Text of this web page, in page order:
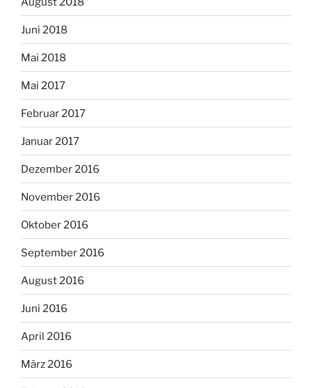
Juni 2018
Mai 2018
Mai 2017
Februar 2017
Januar 2017
Dezember 2016
November 2016
Oktober 2016
September 2016
August 2016
Juni 2016
April 2016
März 2016